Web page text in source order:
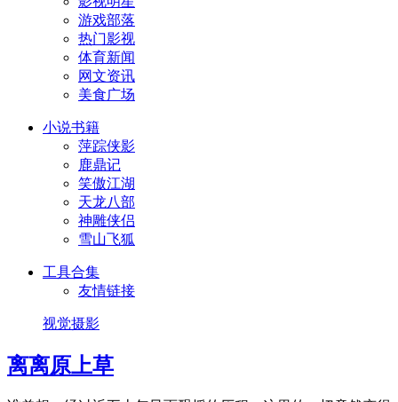
游戏部落
热门影视
体育新闻
网文资讯
美食广场
小说书籍
萍踪侠影
鹿鼎记
笑傲江湖
天龙八部
神雕侠侣
雪山飞狐
工具合集
友情链接
视觉摄影
离离原上草